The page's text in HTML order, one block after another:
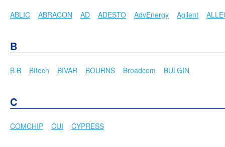
ABLIC ABRACON AD ADESTO AdvEnergy Agilent
B
B.B BItech BIVAR BOURNS Broadcom BULGIN
C
COMCHIP CUI CYPRESS